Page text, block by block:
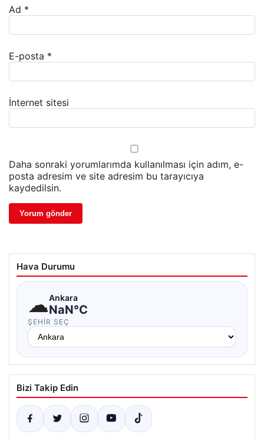
Ad *
E-posta *
İnternet sitesi
Daha sonraki yorumlarımda kullanılması için adım, e-
posta adresim ve site adresim bu tarayıcıya
kaydedilsin.
Hava Durumu
☁Ankara
NaN°C
ŞEHIR SEÇ
Bizi Takip Edin